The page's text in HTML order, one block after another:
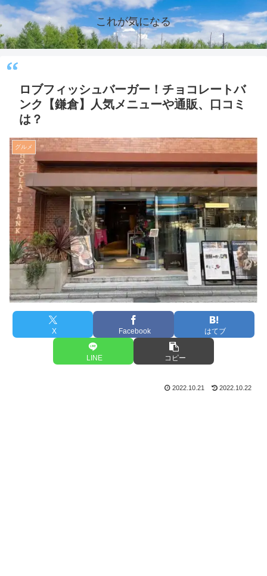
これが気になる
ロブフィッシュバーガー！チョコレートバ
ンク【鎌倉】人気メニューや通販、口コミ
は？
グルメ
X Facebook はてブ
LINE コピー
2022.10.21 2022.10.22